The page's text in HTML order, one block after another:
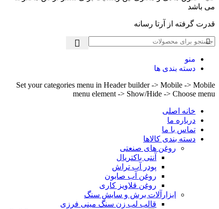
می باشد
قدرت گرفته از آرتا رسانه
منو
دسته بندی ها
Set your categories menu in Header builder -> Mobile -> Mobile
menu element -> Show/Hide -> Choose menu
خانه اصلی
درباره ما
تماس با ما
دسته بندی کالاها
روغن های صنعتی
آنتی باکتریال
پودر آب تراش
روغن آب صابون
روغن قلاویز کاری
ابزارآلات برش و سایش سنگ
قالب لب زن سنگ مینی فرزی